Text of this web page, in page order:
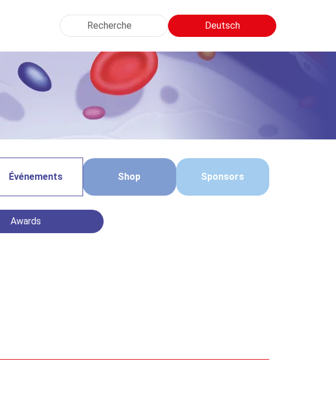
Recherche Deutsch
Événements Shop Sponsors
Awards